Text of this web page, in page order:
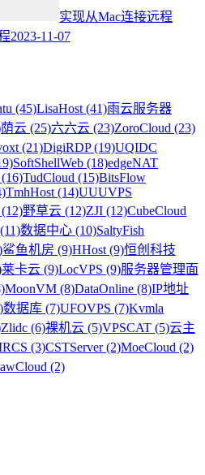
实现从Mac连接远程
2023-11-07
(45)LisaHost (41)雨云服务器
荫云 (25)六六云 (23)ZoroCloud (23)
(21)DigiRDP (19)UQIDC
SoftShellWeb (18)edgeNAT
TudCloud (15)BitsFlow
TmhHost (14)UUUVPS
野草云 (12)ZJI (12)CubeCloud
数据中心 (10)SaltyFish
鲨鱼机房 (9)HHost (9)恒创科技
莱卡云 (9)LocVPS (9)服务器管理面
MoonVM (8)DataOnline (8)IP地址
数据库 (7)UFOVPS (7)Kvmla
Zlidc (6)裸机云 (5)VPSCAT (5)云主
(3)CSTServer (2)MoeCloud (2)
(2)